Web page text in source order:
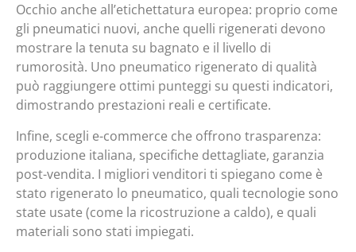
Occhio anche all’etichettatura europea: proprio come
gli pneumatici nuovi, anche quelli rigenerati devono
mostrare la tenuta su bagnato e il livello di
rumorosità. Uno pneumatico rigenerato di qualità
può raggiungere ottimi punteggi su questi indicatori,
dimostrando prestazioni reali e certificate.
Infine, scegli e-commerce che offrono trasparenza:
produzione italiana, specifiche dettagliate, garanzia
post-vendita. I migliori venditori ti spiegano come è
stato rigenerato lo pneumatico, quali tecnologie sono
state usate (come la ricostruzione a caldo), e quali
materiali sono stati impiegati.